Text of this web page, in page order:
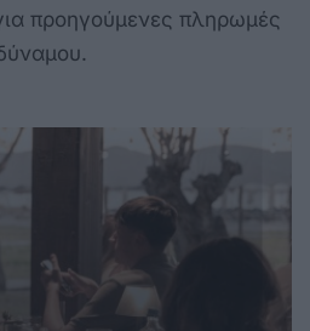
προηγούμενες πληρωμές